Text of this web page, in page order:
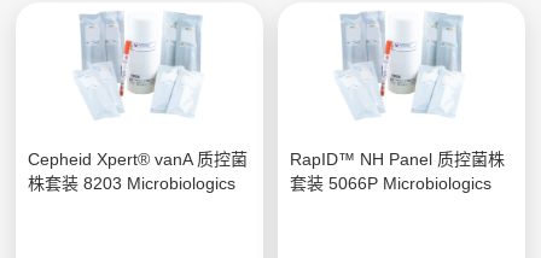
Cepheid Xpert® vanA 质控菌
株套装 8203 Microbiologics
RapID™ NH Panel 质控菌株
套装 5066P Microbiologics